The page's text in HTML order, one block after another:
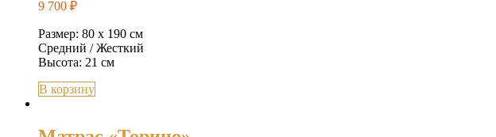
9 700 ₽
Размер: 80 х 190 см
Средний / Жесткий
Высота: 21 см
В корзину